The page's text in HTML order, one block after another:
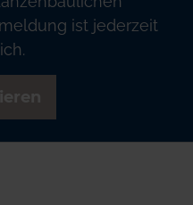
ist jederzeit